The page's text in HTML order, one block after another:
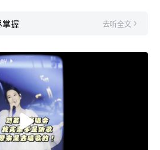
握 去听全文